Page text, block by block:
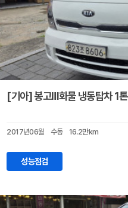
[기아] 봉고Ⅲ화물 냉동탑차 1
2017년06월 수동 16.2만km
성능점검